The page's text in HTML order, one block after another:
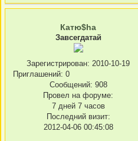
Катю$ha
Завсегдатай
Зарегистрирован: 2010-10-19
Приглашений: 0
Сообщений: 908
Провел на форуме:
7 дней 7 часов
Последний визит:
2012-04-06 00:45:08